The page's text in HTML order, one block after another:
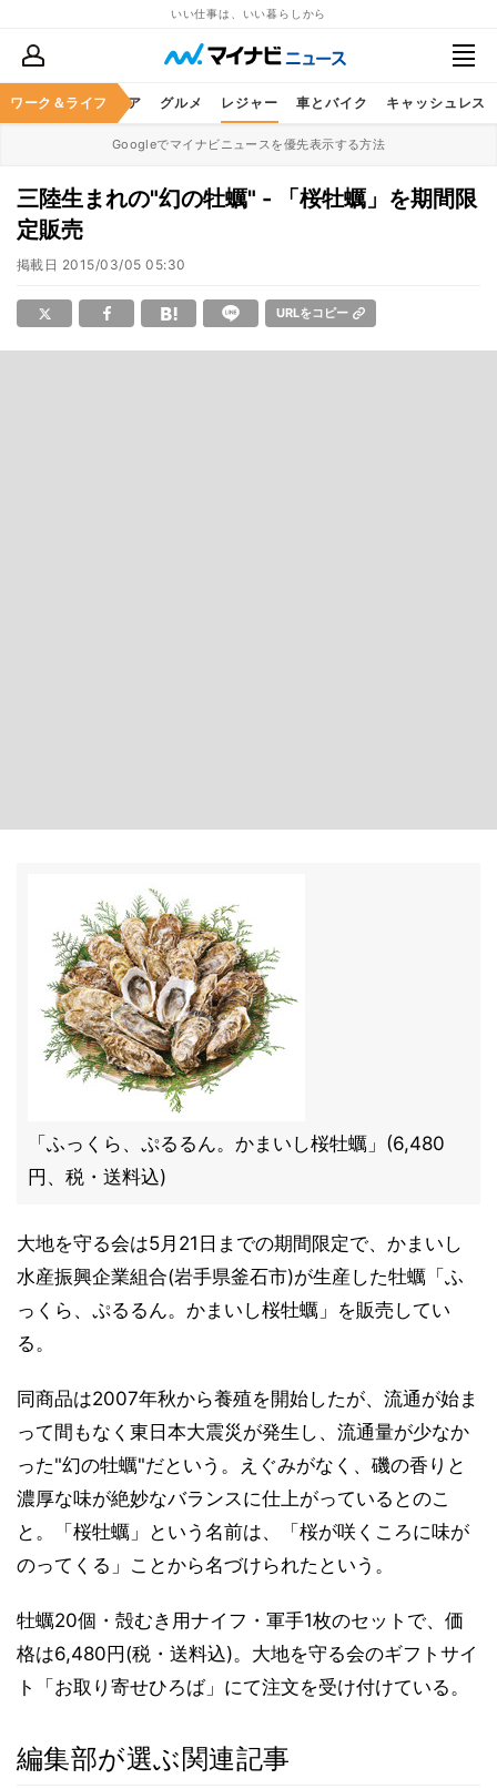
いい仕事は、いい暮らしから
ワーク＆ライフ
暮らし ヘルスケア グルメ レジャー 車とバイク キャッシュレス
Googleでマイナビニュースを優先表示する方法
三陸生まれの"幻の牡蠣" - 「桜牡蠣」を期間限
定販売
掲載日 2015/03/05 05:30
URLをコピー
「ふっくら、ぷるるん。かまいし桜牡蠣」(6,480
円、税・送料込)
大地を守る会は5月21日までの期間限定で、かまいし
水産振興企業組合(岩手県釜石市)が生産した牡蠣「ふ
っくら、ぷるるん。かまいし桜牡蠣」を販売してい
る。
同商品は2007年秋から養殖を開始したが、流通が始ま
って間もなく東日本大震災が発生し、流通量が少なか
った"幻の牡蠣"だという。えぐみがなく、磯の香りと
濃厚な味が絶妙なバランスに仕上がっているとのこ
と。「桜牡蠣」という名前は、「桜が咲くころに味が
のってくる」ことから名づけられたという。
牡蠣20個・殻むき用ナイフ・軍手1枚のセットで、価
格は6,480円(税・送料込)。大地を守る会のギフトサイ
ト「お取り寄せひろば」にて注文を受け付けている。
編集部が選ぶ関連記事